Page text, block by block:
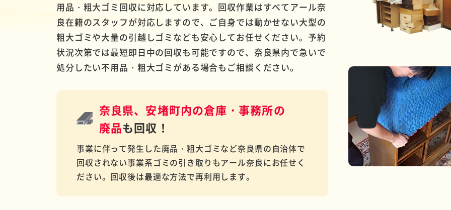
用品・粗大ゴミ回収に対応しています。回収作業はすべてアール奈
良在籍のスタッフが対応しますので、ご自身では動かせない大型の
粗大ゴミや大量の引越しゴミなども安心してお任せください。予約
状況次第では最短即日中の回収も可能ですので、奈良県内で急いで
処分したい不用品・粗大ゴミがある場合もご相談ください。
奈良県、安堵町内の倉庫・事務所の
廃品も回収！
事業に伴って発生した廃品・粗大ゴミなど奈良県の自治体で
回収されない事業系ゴミの引き取りもアール奈良にお任せく
ださい。回収後は最適な方法で再利用します。